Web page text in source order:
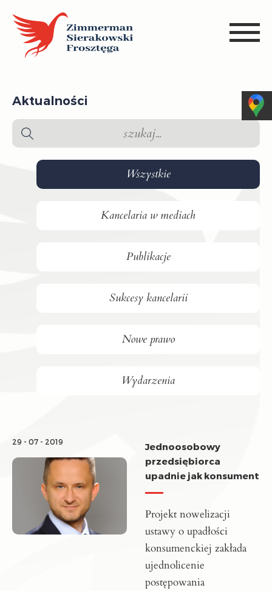
Aktualności
Wszystkie
Kancelaria w mediach
Publikacje
Sukcesy kancelarii
Nowe prawo
Wydarzenia
29 - 07 - 2019
Jednoosobowy
przedsiębiorca
upadnie jak konsument
Projekt nowelizacji
ustawy o upadłości
konsumenckiej zakłada
ujednolicenie
postępowania